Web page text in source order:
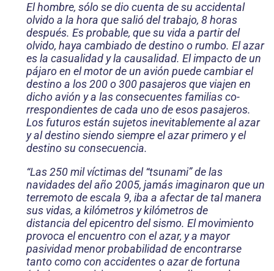
El hombre, sólo se dio cuenta de su accidental
olvido a la hora que salió del trabajo, 8 horas
después. Es probable, que su vida a partir del
olvido, haya cambiado de destino o rumbo. El azar
es la casualidad y la causalidad. El impacto de un
pájaro en el motor de un avión puede cambiar el
destino a los 200 o 300 pasajeros que viajen en
dicho avión y a las consecuentes familias co­
rrespondientes de cada uno de esos pasajeros.
Los futuros están sujetos inevitablemente al azar
y al destino siendo siempre el azar primero y el
destino su consecuencia.
“Las 250 mil víctimas del “tsunami” de las
navidades del año 2005, jamás imaginaron que un
terremoto de escala 9, iba a afectar de tal manera
sus vidas, a kilómetros y kilómetros de
distancia del epicentro del sismo. El movimiento
provoca el encuentro con el azar, y a mayor
pasividad me­nor probabilidad de encontrarse
tanto como con accidentes o azar de fortuna